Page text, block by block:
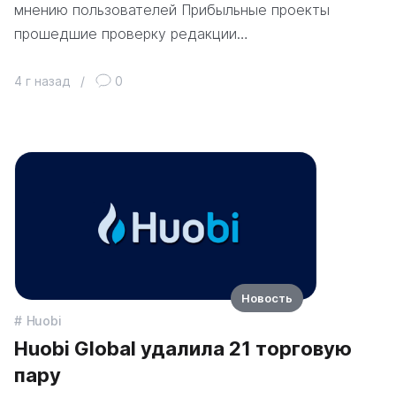
мнению пользователей Прибыльные проекты
прошедшие проверку редакции…
4 г назад / 0
Huobi
Huobi Global удалила 21 торговую
пару
Новость